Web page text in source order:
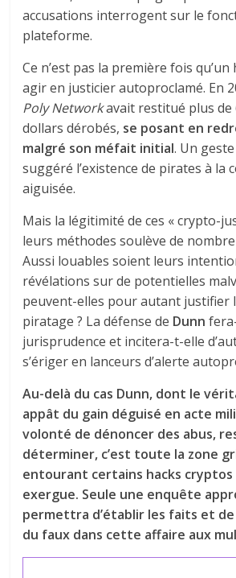
accusations interrogent sur le
plateforme.
Ce n’est pas la première fois
agir en justicier autoproclamé. En
Poly Networkavait restitué plus de
dollars dérobés, se posant en
malgré son méfait initial. Un
suggéré l’existence de pirates à la
aiguisée.
Mais la légitimité de ces « crypto-
leurs méthodes soulève de
Aussi louables soient leurs
révélations sur de potentielles
peuvent-elles pour autant justifier
piratage ? La défense de Dunn
jurisprudence et incitera-t-elle
s’ériger en lanceurs d’alerte
Au-delà du cas Dunn, dont le
appât du gain déguisé en acte
volonté de dénoncer des abus,
déterminer, c’est toute la zone
entourant certains hacks cryptos
exergue. Seule une enquête
permettra d’établir les faits et
du faux dans cette affaire aux